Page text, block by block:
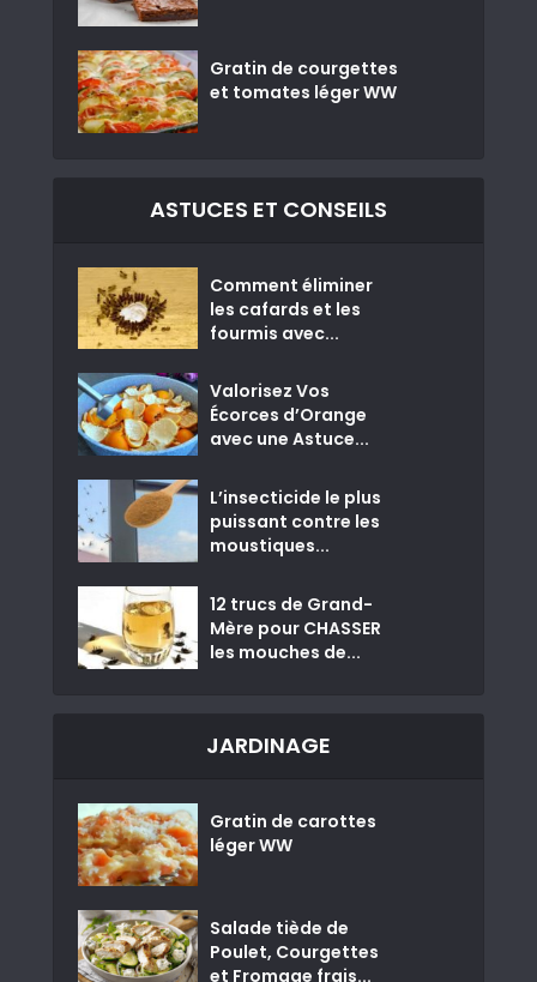
Gratin de courgettes
et tomates léger WW
ASTUCES ET CONSEILS
Comment éliminer
les cafards et les
fourmis avec...
Valorisez Vos
Écorces d’Orange
avec une Astuce...
L’insecticide le plus
puissant contre les
moustiques...
12 trucs de Grand-
Mère pour CHASSER
les mouches de...
JARDINAGE
Gratin de carottes
léger WW
Salade tiède de
Poulet, Courgettes
et Fromage frais...